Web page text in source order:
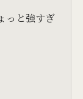
っと強すぎ